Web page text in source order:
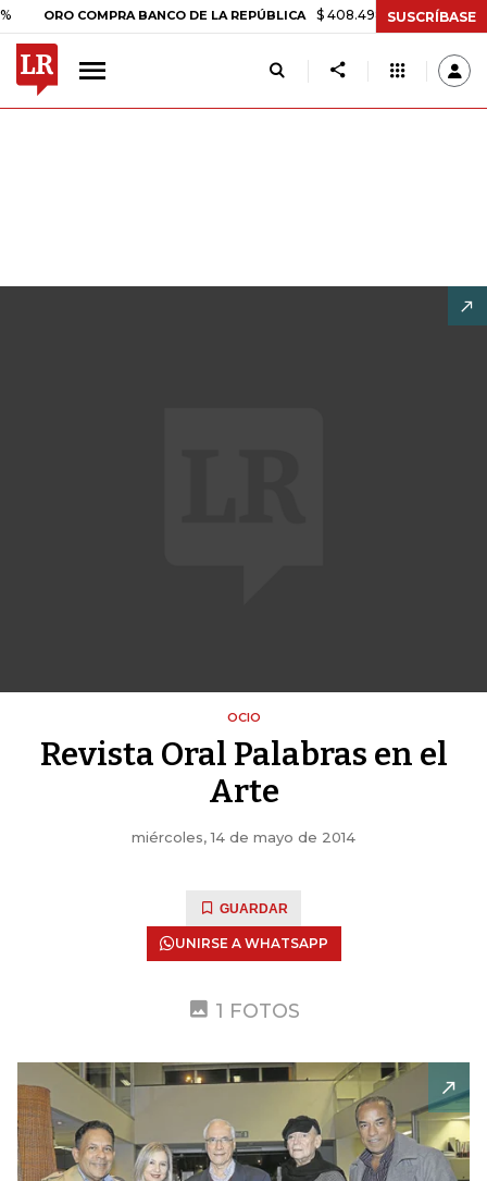
COMPRA BANCO DE LA REPÚBLICA $ 408.498,97 +$ 8.753,81
SUSCRÍBASE
OCIO
Revista Oral Palabras en el
Arte
miércoles, 14 de mayo de 2014
GUARDAR
UNIRSE A WHATSAPP
1 FOTOS